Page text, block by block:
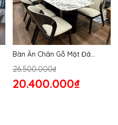
Bàn Ăn Chân Gỗ Mặt Đá
26.500.000₫
20.400.000₫